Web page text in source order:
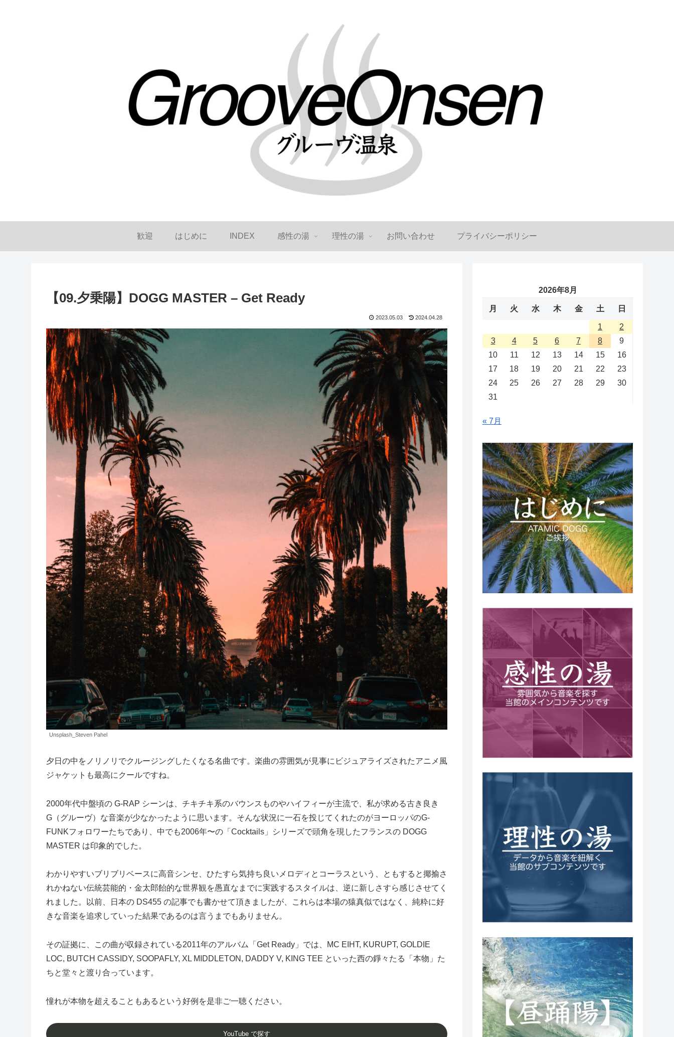
歓迎 はじめに INDEX 感性の湯 理性の湯 お問い合わせ プライバシーポリシー
【09.夕乗陽】DOGG MASTER – Get Ready
2023.05.03 2024.04.28
Unsplash_Steven Pahel
夕日の中をノリノリでクルージングしたくなる名曲です。楽曲の雰囲気が見事にビジュアライズされたアニメ風
ジャケットも最高にクールですね。
2000年代中盤頃の G-RAP シーンは、チキチキ系のバウンスものやハイフィーが主流で、私が求める古き良き
G（グルーヴ）な音楽が少なかったように思います。そんな状況に一石を投じてくれたのがヨーロッパのG-
FUNKフォロワーたちであり、中でも2006年〜の「Cocktails」シリーズで頭角を現したフランスの DOGG
MASTER は印象的でした。
わかりやすいブリブリベースに高音シンセ、ひたすら気持ち良いメロディとコーラスという、ともすると揶揄さ
れかねない伝統芸能的・金太郎飴的な世界観を愚直なまでに実践するスタイルは、逆に新しさすら感じさせてく
れました。以前、日本の DS455 の記事でも書かせて頂きましたが、これらは本場の猿真似ではなく、純粋に好
きな音楽を追求していった結果であるのは言うまでもありません。
その証拠に、この曲が収録されている2011年のアルバム「Get Ready」では、MC EIHT, KURUPT, GOLDIE
LOC, BUTCH CASSIDY, SOOPAFLY, XL MIDDLETON, DADDY V, KING TEE といった西の錚々たる「本物」た
ちと堂々と渡り合っています。
憧れが本物を超えることもあるという好例を是非ご一聴ください。
YouTube で探す
2026年8月
月 火 水 木 金 土 日
1
2
3
4 5 6 7 8
9
10
11 12 13 14 15
16
17
18 19 20 21 22
23
24
25 26 27 28 29
30
31
« 7月